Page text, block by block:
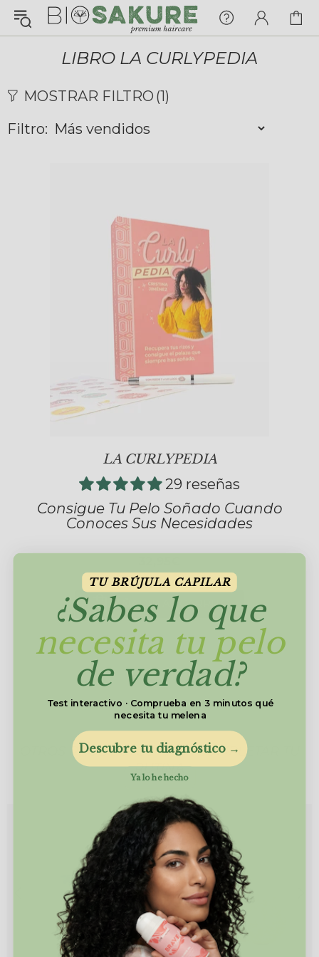
¡Konnichiwa!
¿En qué puedo ayudarte hoy?
Chat with us
FAQs View All
Envío y Seguimiento
LIBRO LA CURLYPEDIA
MOSTRAR FILTRO (1)
Filtro:
LA CURLYPEDIA
29 reseñas
Consigue Tu Pelo Soñado Cuando
Conoces Sus Necesidades
AÑADIR AL CARRITO
OTROS PRODUCTOS PARA COMPLETAR TU
RUTINA
TU BRÚJULA CAPILAR
¿Sabes lo que
necesita tu pelo
de verdad?
Test interactivo · Comprueba en 3 minutos qué
necesita tu melena
Descubre tu diagnóstico →
Ya lo he hecho